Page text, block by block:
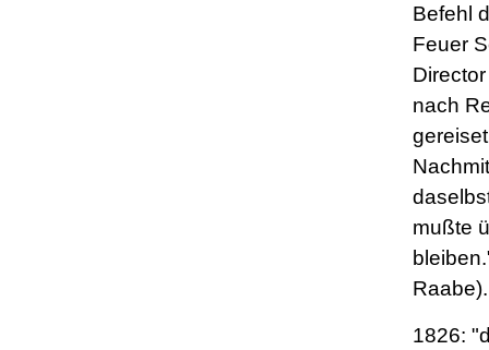
Befehl
Feuer
nach
mußte
Raabe).
1826: